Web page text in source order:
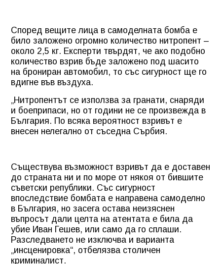
Според вещите лица в самоделната бомба е
било заложено огромно количество нитропент –
около 2,5 кг. Експерти твърдят, че ако подобно
количество взрив бъде заложено под шасито
на брониран автомобил, то със сигурност ще го
вдигне във въздуха.
„Нитропентът се използва за гранати, снаряди
и боеприпаси, но от години не се произвежда в
България. По всяка вероятност взривът е
внесен нелегално от съседна Сърбия.
Съществува възможност взривът да е доставен
до страната ни и по море от някоя от бившите
съветски републики. Със сигурност
впоследствие бомбата е направена самоделно
в България, но засега остава неизяснен
въпросът дали целта на атентата е била да
убие Иван Гешев, или само да го сплаши.
Разследването не изключва и варианта
„инсценировка“, отбелязва столичен
криминалист.